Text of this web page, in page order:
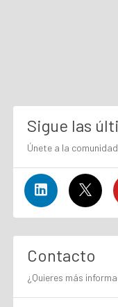
Sigue las
Únete a la comunidad
Contacto
¿Quieres más